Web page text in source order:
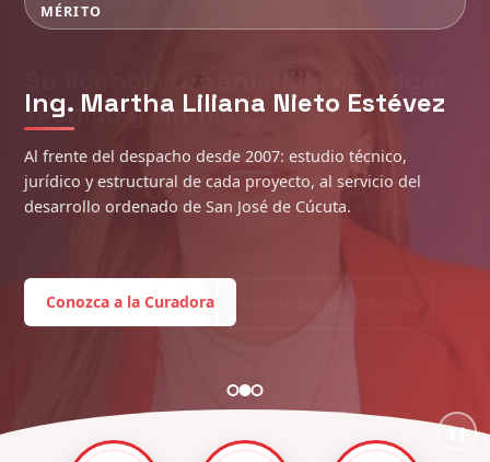
MÉRITO
Ing. Martha Liliana Nieto Estévez
Al frente del despacho desde 2007: estudio técnico,
jurídico y estructural de cada proyecto, al servicio del
desarrollo ordenado de San José de Cúcuta.
Conozca a la Curadora
❚❚